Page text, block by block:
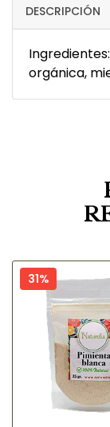
DESCRIPCIÓN
orgánica,
31%